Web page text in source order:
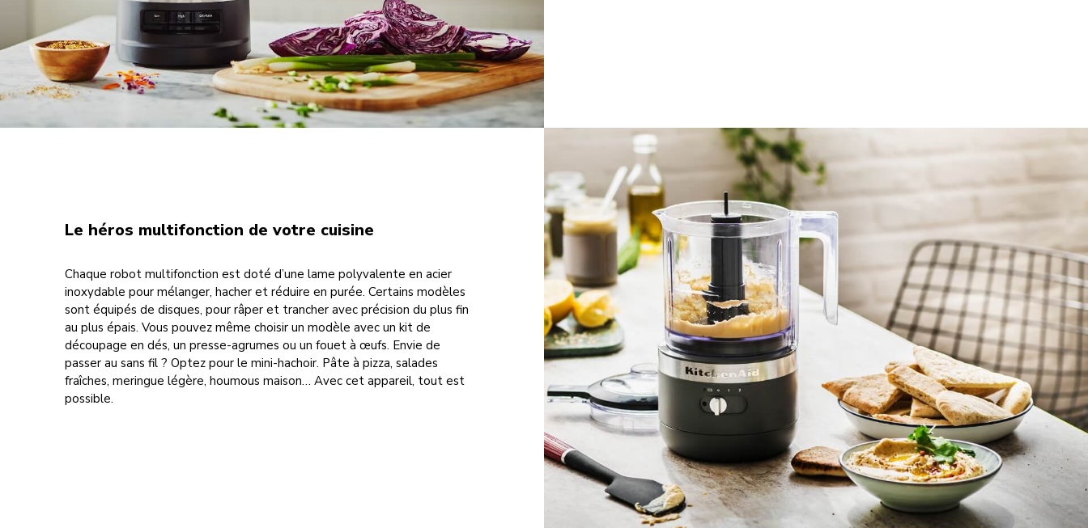
Le héros multifonction de votre cuisine
Chaque robot multifonction est doté d’une lame polyvalente en acier
inoxydable pour mélanger, hacher et réduire en purée. Certains modèles
sont équipés de disques, pour râper et trancher avec précision du plus fin
au plus épais. Vous pouvez même choisir un modèle avec un kit de
découpage en dés, un presse-agrumes ou un fouet à œufs. Envie de
passer au sans fil ? Optez pour le mini-hachoir. Pâte à pizza, salades
fraîches, meringue légère, houmous maison… Avec cet appareil, tout est
possible.